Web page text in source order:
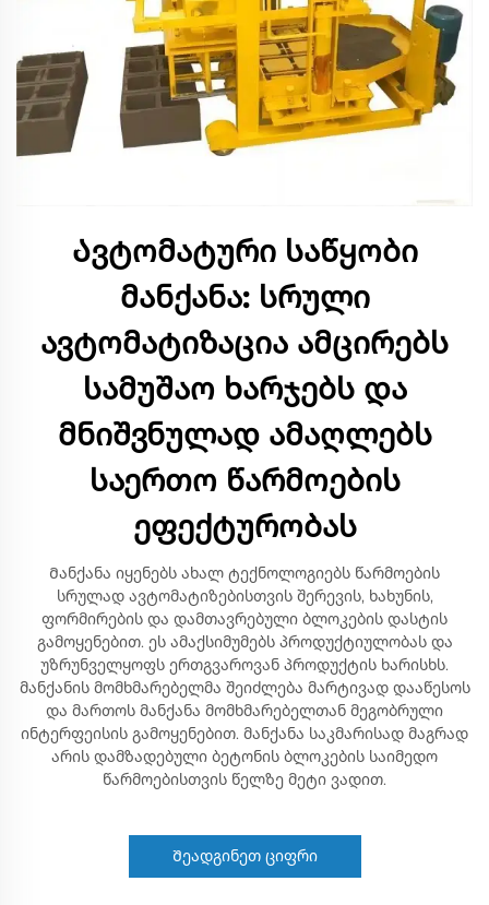
Ავტომატური საწყობი
მანქანა: სრული
ავტომატიზაცია ამცირებს
სამუშაო ხარჯებს და
მნიშვნულად ამაღლებს
საერთო წარმოების
ეფექტურობას
Მანქანა იყენებს ახალ ტექნოლოგიებს წარმოების
სრულად ავტომატიზებისთვის შერევის, ხახუნის,
ფორმირების და დამთავრებული ბლოკების დასტის
გამოყენებით. ეს ამაქსიმუმებს პროდუქტიულობას და
უზრუნველყოფს ერთგვაროვან პროდუქტის ხარისხს.
მანქანის მომხმარებელმა შეიძლება მარტივად დააწესოს
და მართოს მანქანა მომხმარებელთან მეგობრული
ინტერფეისის გამოყენებით. მანქანა საკმარისად მაგრად
არის დამზადებული ბეტონის ბლოკების საიმედო
წარმოებისთვის წელზე მეტი ვადით.
Შეადგინეთ ციფრი